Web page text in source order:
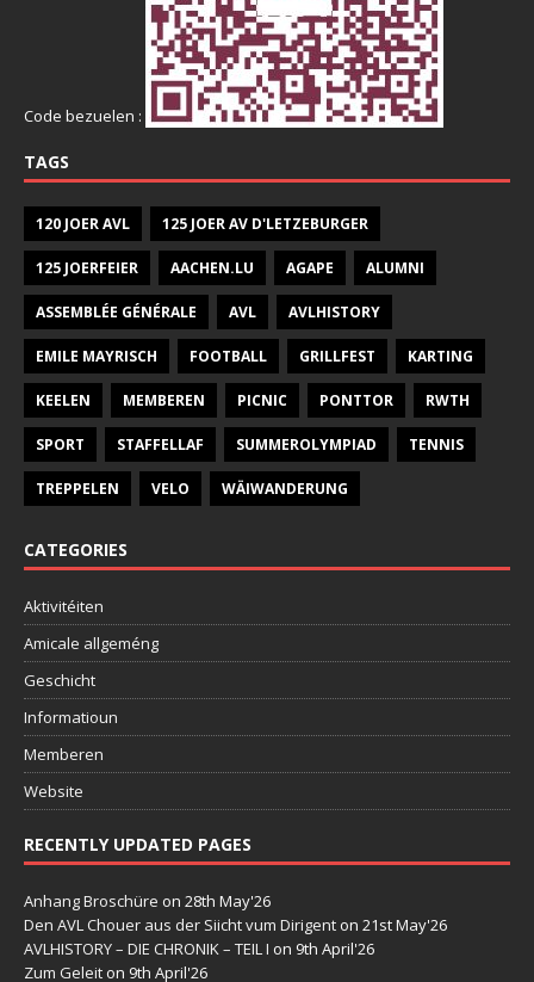
Code bezuelen :
TAGS
120 JOER AVL 125 JOER AV D'LETZEBURGER
125 JOERFEIER AACHEN.LU AGAPE ALUMNI
ASSEMBLÉE GÉNÉRALE AVL AVLHISTORY
EMILE MAYRISCH FOOTBALL GRILLFEST KARTING
KEELEN MEMBEREN PICNIC PONTTOR RWTH
SPORT STAFFELLAF SUMMEROLYMPIAD TENNIS
TREPPELEN VELO WÄIWANDERUNG
CATEGORIES
Aktivitéiten
Amicale allgeméng
Geschicht
Informatioun
Memberen
Website
RECENTLY UPDATED PAGES
Anhang Broschüre on 28th May'26
Den AVL Chouer aus der Siicht vum Dirigent on 21st May'26
AVLHISTORY – DIE CHRONIK – TEIL I on 9th April'26
Zum Geleit on 9th April'26